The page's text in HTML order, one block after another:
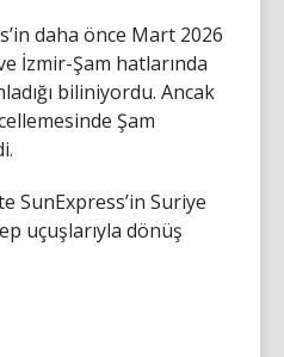
daha önce Mart 2026
İzmir-Şam hatlarında
biliniyordu. Ancak
Şam
SunExpress’in Suriye
uçuşlarıyla dönüş